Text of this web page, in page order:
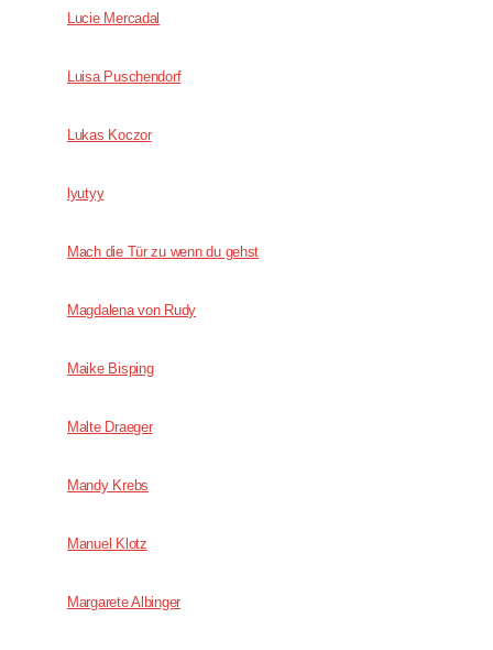
Lucie Mercadal
Luisa Puschendorf
Lukas Koczor
lyutyy
Mach die Tür zu wenn du gehst
Magdalena von Rudy
Maike Bisping
Malte Draeger
Mandy Krebs
Manuel Klotz
Margarete Albinger